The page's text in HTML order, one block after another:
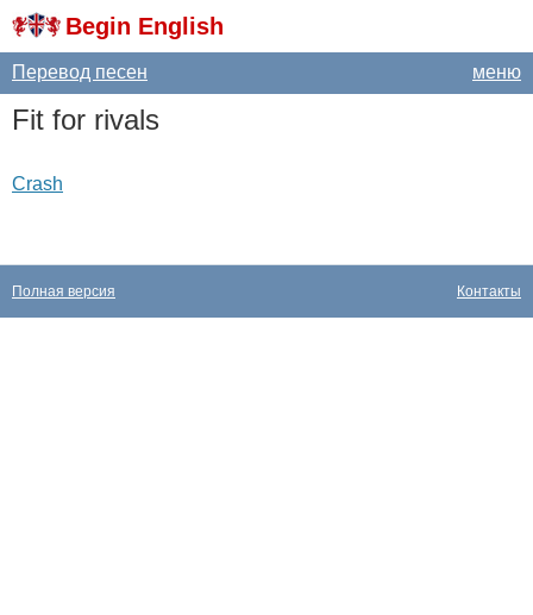
Begin English
меню
Перевод песен
Fit for rivals
Crash
Контакты
Полная версия